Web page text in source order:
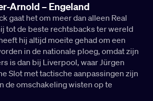
Arnold – Engeland
gaat het om meer dan alleen Real
tot de beste rechtsbacks ter wereld
hij altijd moeite gehad om een
in de nationale ploeg, omdat zijn
is dan bij Liverpool, waar Jürgen
Slot met tactische aanpassingen zijn
de omschakeling wisten op te